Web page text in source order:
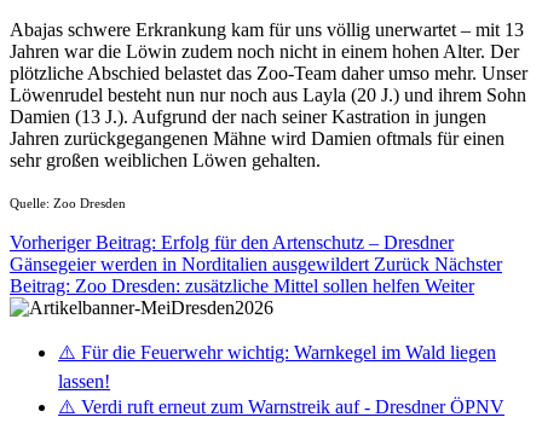
Abajas schwere Erkrankung kam für uns völlig unerwartet – mit 13
Jahren war die Löwin zudem noch nicht in einem hohen Alter. Der
plötzliche Abschied belastet das Zoo-Team daher umso mehr. Unser
Löwenrudel besteht nun nur noch aus Layla (20 J.) und ihrem Sohn
Damien (13 J.). Aufgrund der nach seiner Kastration in jungen
Jahren zurückgegangenen Mähne wird Damien oftmals für einen
sehr großen weiblichen Löwen gehalten.
Quelle: Zoo Dresden
Vorheriger Beitrag: Erfolg für den Artenschutz – Dresdner
Gänsegeier werden in Norditalien ausgewildert Zurück Nächster
Beitrag: Zoo Dresden: zusätzliche Mittel sollen helfen Weiter
⚠️ Für die Feuerwehr wichtig: Warnkegel im Wald liegen
lassen!
⚠️ Verdi ruft erneut zum Warnstreik auf - Dresdner ÖPNV